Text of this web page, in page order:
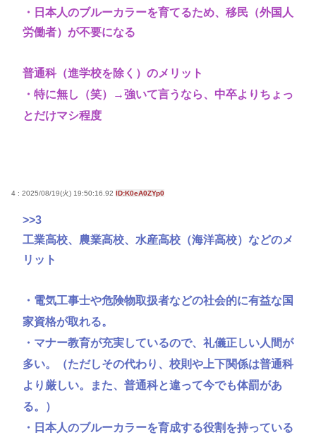
・日本人のブルーカラーを育てるため、移民（外国人
労働者）が不要になる
普通科（進学校を除く）のメリット
・特に無し（笑）→強いて言うなら、中卒よりちょっ
とだけマシ程度
4 : 2025/08/19(火) 19:50:16.92 ID:K0eA0ZYp0
>>3
工業高校、農業高校、水産高校（海洋高校）などのメ
リット
・電気工事士や危険物取扱者などの社会的に有益な国
家資格が取れる。
・マナー教育が充実しているので、礼儀正しい人間が
多い。（ただしその代わり、校則や上下関係は普通科
より厳しい。また、普通科と違って今でも体罰があ
る。）
・日本人のブルーカラーを育成する役割を持っている